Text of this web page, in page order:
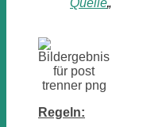
Regeln: